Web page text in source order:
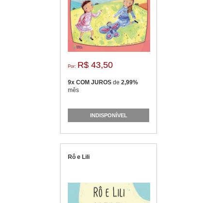
Por: R$ 43,50
9x COM JUROS de 2,99%
mês
INDISPONÍVEL
Rô e Lili